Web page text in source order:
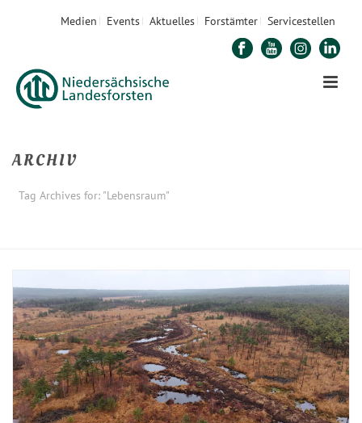
Medien Events Aktuelles Forstämter Servicestellen
ARCHIV
Tag Archives for: "Lebensraum"